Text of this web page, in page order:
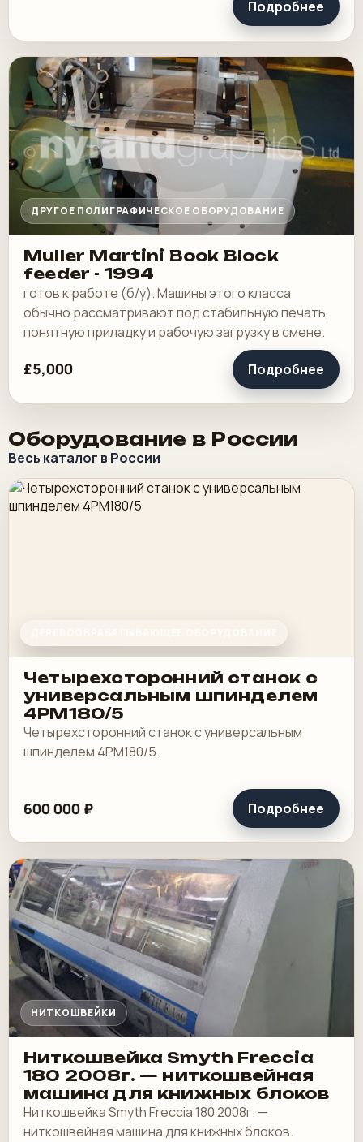
Подробнее
ДРУГОЕ ПОЛИГРАФИЧЕСКОЕ ОБОРУДОВАНИЕ
Muller Martini Book Block
feeder - 1994
готов к работе (б/у). Машины этого класса
обычно рассматривают под стабильную печать,
понятную приладку и рабочую загрузку в смене.
£5,000 Подробнее
Оборудование в России
Весь каталог в России
Четырехсторонний станок с
универсальным шпинделем
4PM180/5
Четырехсторонний станок с универсальным
шпинделем 4PM180/5.
600 000 ₽ Подробнее
НИТКОШВЕЙКИ
Ниткошвейка Smyth Freccia
180 2008г. — ниткошвейная
машина для книжных блоков
Ниткошвейка Smyth Freccia 180 2008г. —
ниткошвейная машина для книжных блоков.